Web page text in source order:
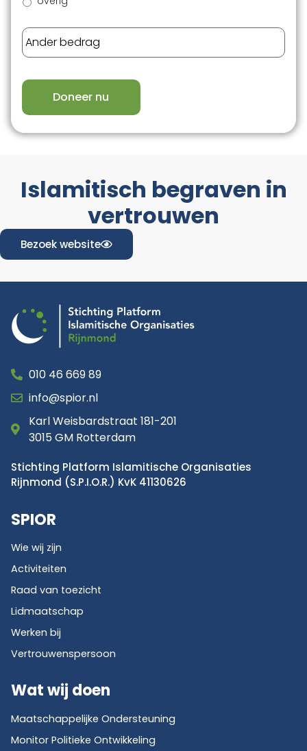
Islamitisch begraven in
vertrouwen
Bezoek website
010 46 669 89
info@spior.nl
Karl Weisbardstraat 181-201
3015 GM Rotterdam
Stichting Platform Islamitische Organisaties
Rijnmond (S.P.I.O.R.) KvK 41130626
SPIOR
Wie wij zijn
Activiteiten
Raad van toezicht
Lidmaatschap
Werken bij
Vertrouwenspersoon
Wat wij doen
Maatschappelijke Ondersteuning
Monitor Politieke Ontwikkeling